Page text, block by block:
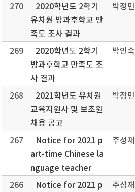
270
2020학년도 2학기
유치원 방과후학교 만
족도 조사 결과
박정민
269
2020학년도 2학기
방과후학교 만족도 조
사 결과
박인숙
268
2021학년도 유치원
교육지원사 및 보조원
채용 공고
박정민
267
Notice for 2021 p
art-time Chinese la
nguage teacher
주성재
266 Notice for 2021 p 주성재